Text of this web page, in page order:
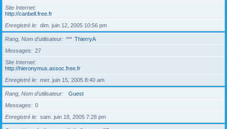
Site Internet
http://canbell.free.fr
Enregistré le
dim. juin 12, 2005 10:56 pm
Rang, Nom d’utilisateur *** ThierryA
Messages
27
Site Internet
http://hieronymus.assoc.free.fr
Enregistré le
mer. juin 15, 2005 8:40 am
Rang, Nom d’utilisateur
Guest
Messages
0
Enregistré le
sam. juin 18, 2005 7:28 pm